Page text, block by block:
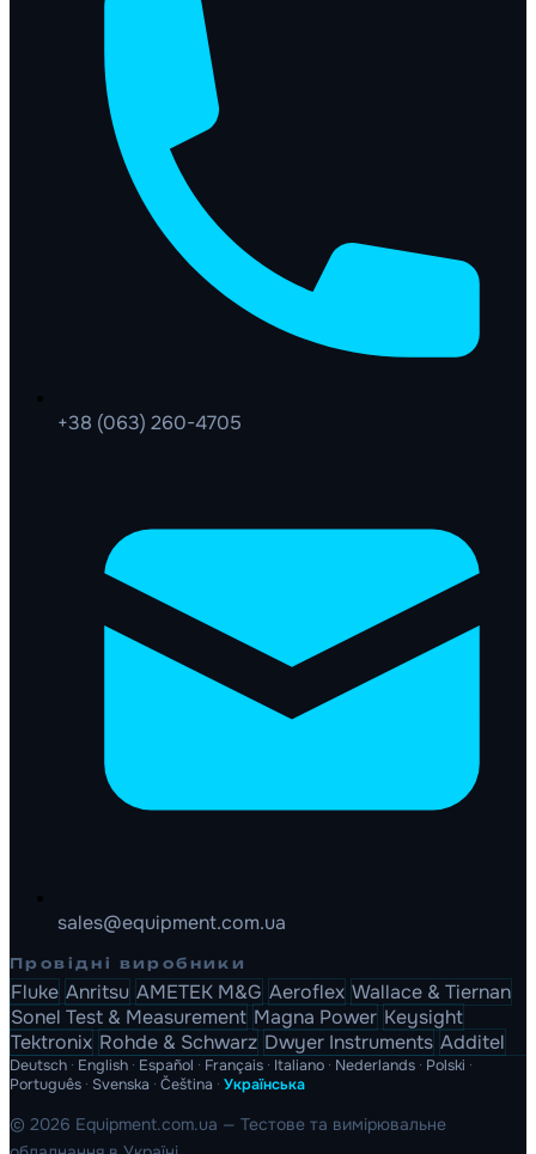
+38 (063) 260-4705
sales@equipment.com.ua
Провідні виробники
Fluke Anritsu AMETEK M&G Aeroflex Wallace & Tiernan
Sonel Test & Measurement Magna Power Keysight
Tektronix Rohde & Schwarz Dwyer Instruments Additel
Deutsch · English · Español · Français · Italiano · Nederlands · Polski ·
Português · Svenska · Čeština · Українська
© 2026 Equipment.com.ua — Тестове та вимірювальне